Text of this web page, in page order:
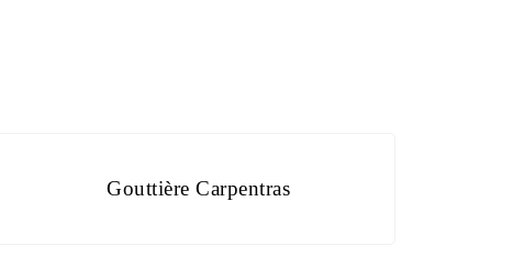
Gouttière Carpentras